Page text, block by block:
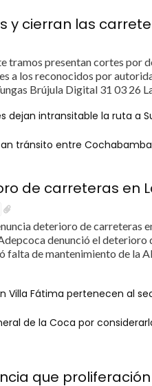
y cierran las
tramos presentan cortes por
a los reconocidos por
Brújula Digital 31 03 26
dejan intransitable la ruta a
tránsito entre
de carreteras en
deterioro de carreteras
denunció el deterioro
falta de mantenimiento de la
Fátima pertenecen al
de la Coca por
que